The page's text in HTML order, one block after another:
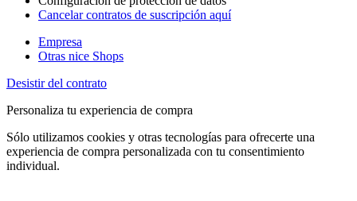
Cancelar contratos de suscripción aquí
Empresa
Otras nice Shops
Desistir del contrato
Personaliza tu experiencia de compra
Sólo utilizamos cookies y otras tecnologías para ofrecerte una
experiencia de compra personalizada con tu consentimiento
individual.